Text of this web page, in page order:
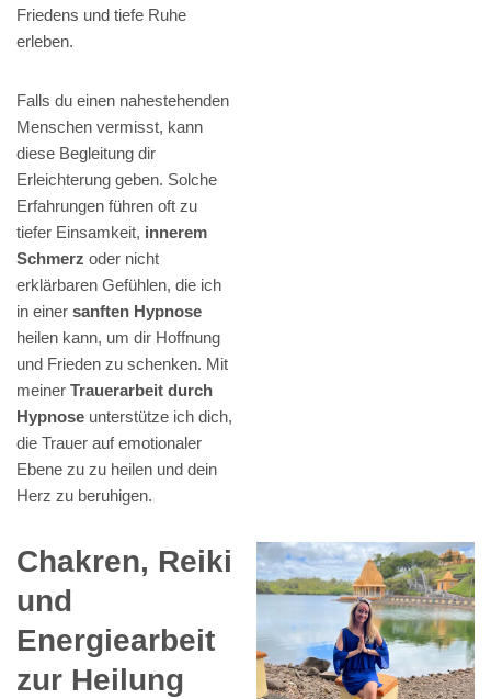
Friedens und tiefe Ruhe
erleben.
Falls du einen nahestehenden
Menschen vermisst, kann
diese Begleitung dir
Erleichterung geben. Solche
Erfahrungen führen oft zu
tiefer Einsamkeit, innerem
Schmerz oder nicht
erklärbaren Gefühlen, die ich
in einer sanften Hypnose
heilen kann, um dir Hoffnung
und Frieden zu schenken. Mit
meiner Trauerarbeit durch
Hypnose unterstütze ich dich,
die Trauer auf emotionaler
Ebene zu zu heilen und dein
Herz zu beruhigen.
Chakren, Reiki
und
Energiearbeit
zur Heilung